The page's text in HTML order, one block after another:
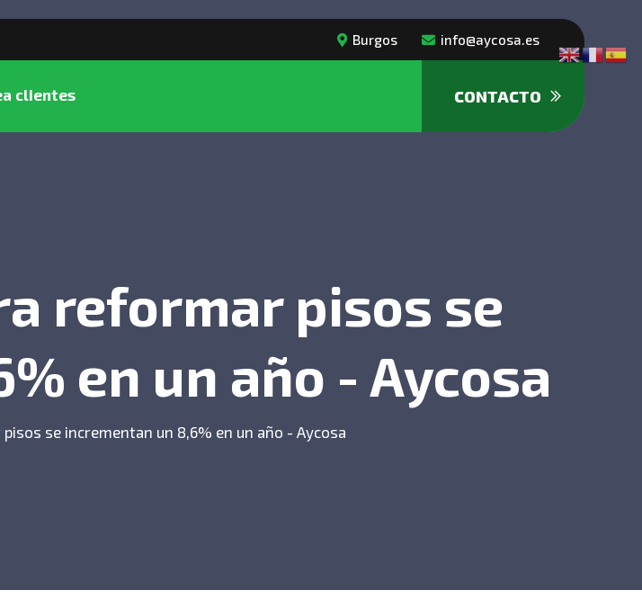
Burgos info@aycosa.es
clientes CONTACTO
reformar pisos se
en un año - Aycosa
se incrementan un 8,6% en un año - Aycosa